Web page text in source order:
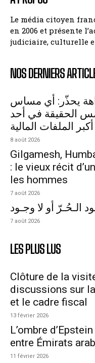
Le média citoyen
en 2006 et présente
judiciaire, culturelle
NOS DERNIERS
يحذّر: أي مساس
الحقيقة في أحد
أكبر الملفات المالية
8 août 2026
Gilgamesh,
: le vieux récit
les hommes
7 août 2026
الـحُـرّ أو لا وجـود
7 août 2026
LES PLUS LUS
Clôture de la
discussions sur
et le cadre fiscal
13 février 2026
L’ombre
entre Émirats
11 février 2026